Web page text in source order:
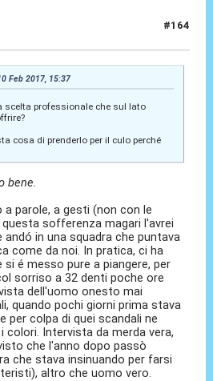
#164
Feb 2017, 15:37
scelta professionale che sul lato
cosa di prenderlo per il culo perché
bene.
a parole, a gesti (non con le
sofferenza magari l'avrei
andó in una squadra che puntava
come da noi. In pratica, ci ha
é messo pure a piangere, per
sorriso a 32 denti poche ore
dell'uomo onesto mai
quando pochi giorni prima stava
per colpa di quei scandali ne
colori. Intervista da merda vera,
che l'anno dopo passò
che stava insinuando per farsi
altro che uomo vero.